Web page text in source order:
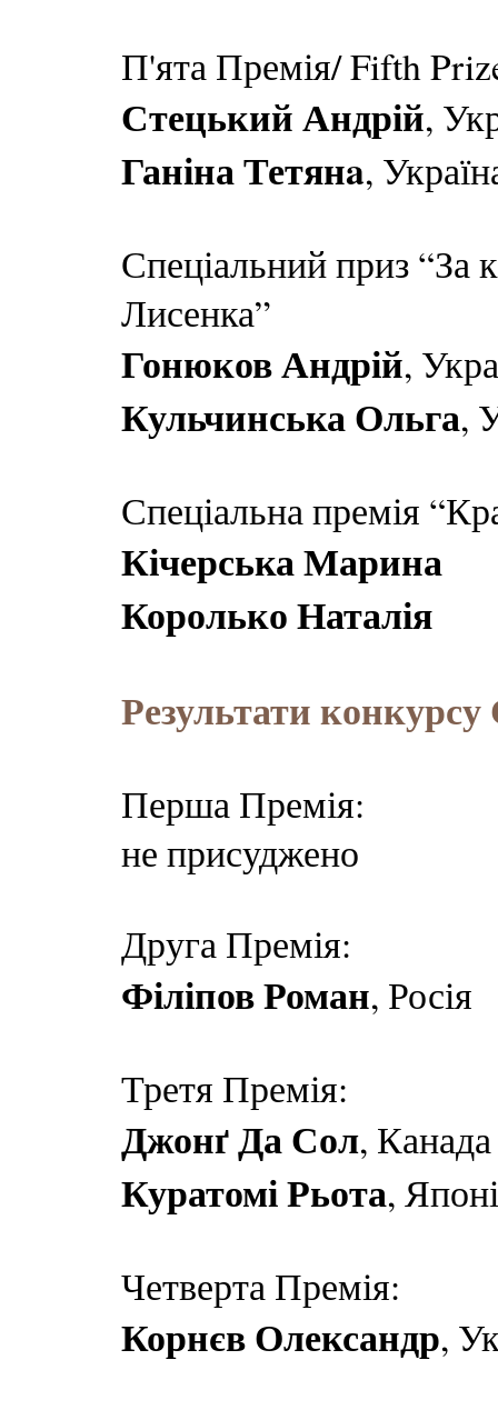
П'ята Премія/ Fifth
Стецький Андрій,
Ганіна Тетянa,
Спеціальний приз
Лисенка”
Гонюков Андрій,
Кульчинська Ольга,
Спеціальна премія
Кічерська Марина
Королько Наталія
Результати
Перша Премія:
не присуджено
Друга Премія:
Філіпов Роман, Росія
Третя Премія:
Джонґ Да Сол, Канада
Куратомі Рьота,
Четверта Премія:
Корнєв Олександр,